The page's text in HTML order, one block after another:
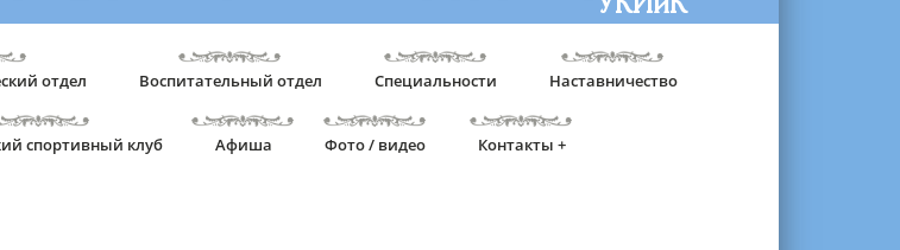
отдел Воспитательный отдел Специальности Наставничество
спортивный клуб Афиша Фото / видео Контакты +